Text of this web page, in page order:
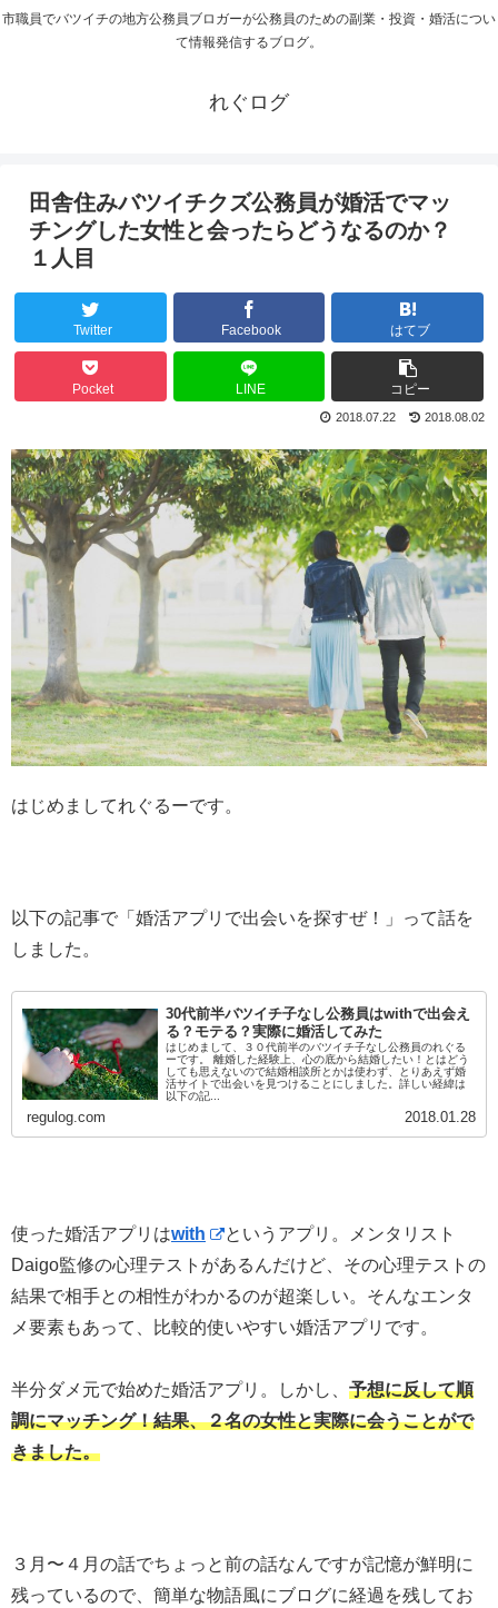
市職員でバツイチの地方公務員ブロガーが公務員のための副業・投資・婚活につい
て情報発信するブログ。
れぐログ
田舎住みバツイチクズ公務員が婚活でマッ
チングした女性と会ったらどうなるのか？
１人目
Twitter Facebook はてブ
Pocket LINE コピー
2018.08.02
2018.07.22
はじめましてれぐるーです。
以下の記事で「婚活アプリで出会いを探すぜ！」って話を
しました。
30代前半バツイチ子なし公務員はwithで出会え
る？モテる？実際に婚活してみた
はじめまして、３０代前半のバツイチ子なし公務員のれぐる
ーです。 離婚した経験上、心の底から結婚したい！とはどう
しても思えないので結婚相談所とかは使わず、とりあえず婚
活サイトで出会いを見つけることにしました。詳しい経緯は
以下の記...
regulog.com 2018.01.28
使った婚活アプリはwith
というアプリ。メンタリスト
Daigo監修の心理テストがあるんだけど、その心理テストの
結果で相手との相性がわかるのが超楽しい。そんなエンタ
メ要素もあって、比較的使いやすい婚活アプリです。
半分ダメ元で始めた婚活アプリ。しかし、 予想に反して順
調にマッチング！結果、２名の女性と実際に会うことがで
きました。
３月〜４月の話でちょっと前の話なんですが記憶が鮮明に
残っているので、簡単な物語風にブログに経過を残してお